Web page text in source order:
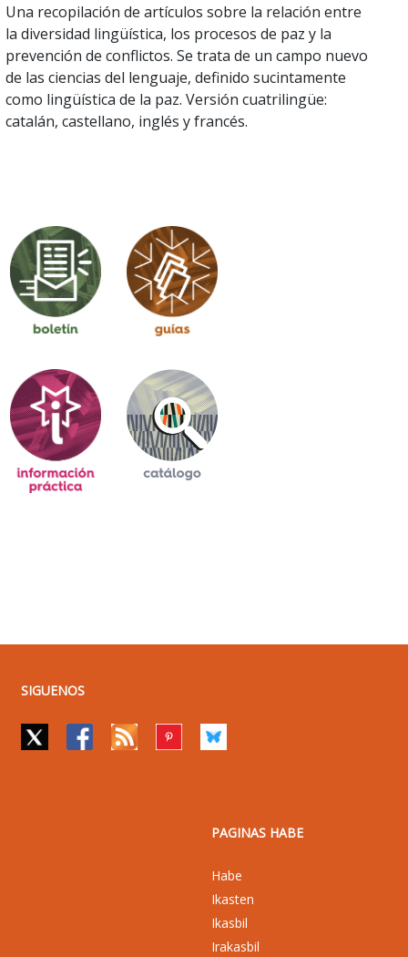
Una recopilación de artículos sobre la relación entre
la diversidad lingüística, los procesos de paz y la
prevención de conflictos. Se trata de un campo nuevo
de las ciencias del lenguaje, definido sucintamente
como lingüística de la paz. Versión cuatrilingüe:
catalán, castellano, inglés y francés.
SIGUENOS
PAGINAS HABE
Habe
Ikasten
Ikasbil
Irakasbil